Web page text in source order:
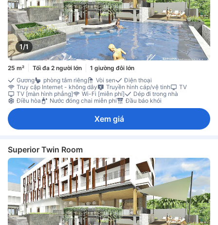
1/1
25 m² Tối đa 2 người lớn
1 giường đôi lớn
Gương
phòng tắm riêng Vòi sen
Điện thoại
Truy cập Internet - không dây
Truyền hình cáp/vệ tinh
TV
TV [màn hình phẳng]
Wi-Fi [miễn phí]
Dép đi trong nhà
Điều hòa
Nước đóng chai miễn phí Đầu báo khói
Xem giá
Superior Twin Room